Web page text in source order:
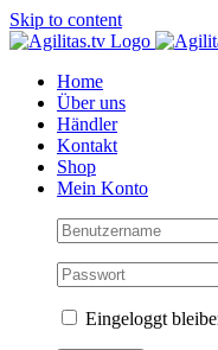
Skip to content
Home
Über uns
Händler
Kontakt
Shop
Mein Konto
Eingeloggt